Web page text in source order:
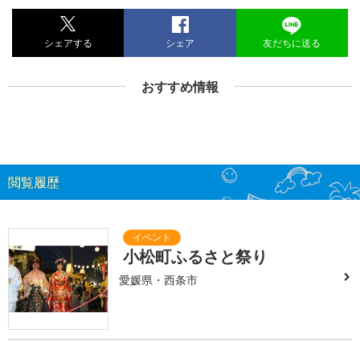
シェアする シェア 友だちに送る
おすすめ情報
閲覧履歴
小松町ふるさと祭り
愛媛県・西条市